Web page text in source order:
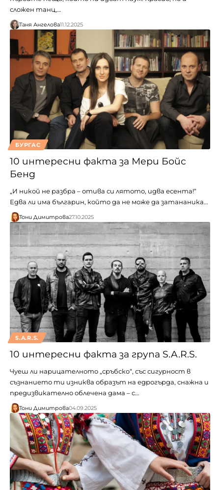
сложен танц,…
Таня Ангелова11.12.2025
БУРГАС
10 интересни факта за Мери Бойс
Бенд
„И никой не разбра – отива си лятото, идва есента!“
Едва ли има българин, който да не може да затананика…
Тони Димитрова27.10.2025
S.A.R.S.
10 интересни факта за група S.A.R.S.
Чуеш ли нарицателното „сръбско“, със сигурност в
съзнанието ти изниква образът на едрогърда, снажна и
предизвикателно облечена дама – с…
Тони Димитрова04.09.2025